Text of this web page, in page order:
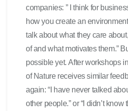
companies: ” I think for
how you create an
talk about what they care
of and what motivates them.”
possible yet. After workshops
of Nature receives similar
again: “I have never talked
other people.” or “I didn’t